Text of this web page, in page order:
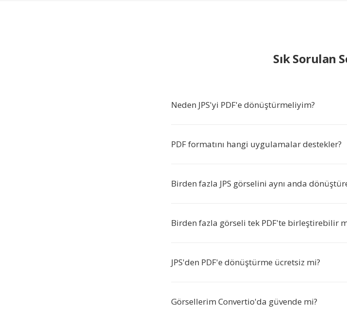
Sık Sorulan
Neden JPS'yi PDF'e dönüştürmeliyim?
PDF formatını hangi uygulamalar destekler?
Birden fazla JPS görselini aynı anda
Birden fazla görseli tek PDF'te birleştirebilir
JPS'den PDF'e dönüştürme ücretsiz mi?
Görsellerim Convertio'da güvende mi?